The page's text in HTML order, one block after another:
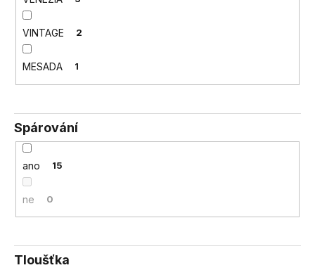
VINTAGE 2
MESADA 1
Spárování
ano 15
ne 0
Tloušťka